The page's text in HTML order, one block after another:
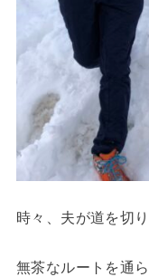
時々、夫が道を切
無茶なルートを通